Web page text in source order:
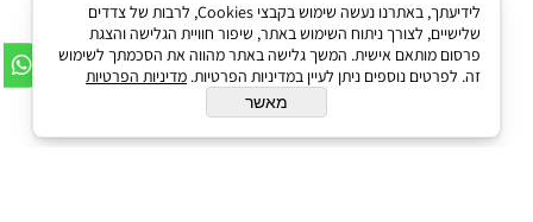
לידיעתך, באתרנו נעשה שימוש בקבצי Cookies, לרבות של צדדים
שלישיים, לצורך ניתוח השימוש באתר, שיפור חוויית הגלישה והצגת
פרסום מותאם אישית. המשך גלישה באתר מהווה את הסכמתך לשימוש
זה. לפרטים נוספים ניתן לעיין במדיניות הפרטיות. מדיניות הפרטיות
מאשר